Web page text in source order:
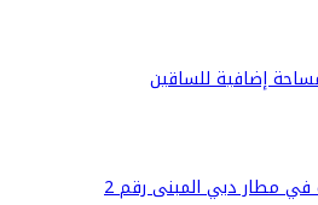
إضافية للساقين
في مطار دبي المبنى رقم 2